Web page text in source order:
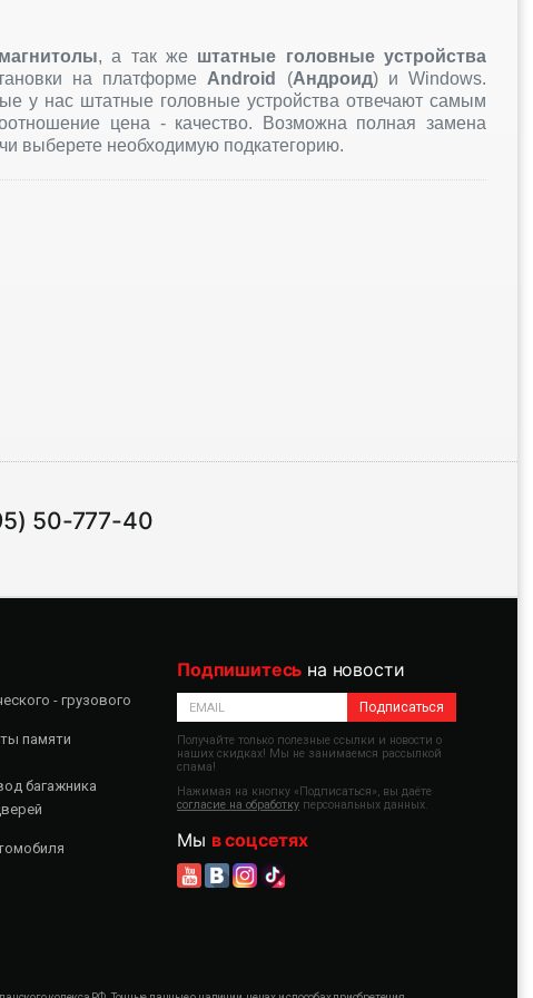
, а так же штатные головные устройства
на платформе Android (Андроид) и Windows.
у нас штатные головные устройства отвечают самым
цена - качество. Возможна полная замена
выберете необходимую подкатегорию.
50-777-40
- грузового
памяти
багажника
Подпишитесь на новости
Подписаться
Получайте только полезные ссылки и новости о
наших скидках! Мы не занимаемся рассылкой
спама!
Нажимая на кнопку «Подписаться», вы даёте
согласие на обработку персональных данных.
Мы в соцсетях